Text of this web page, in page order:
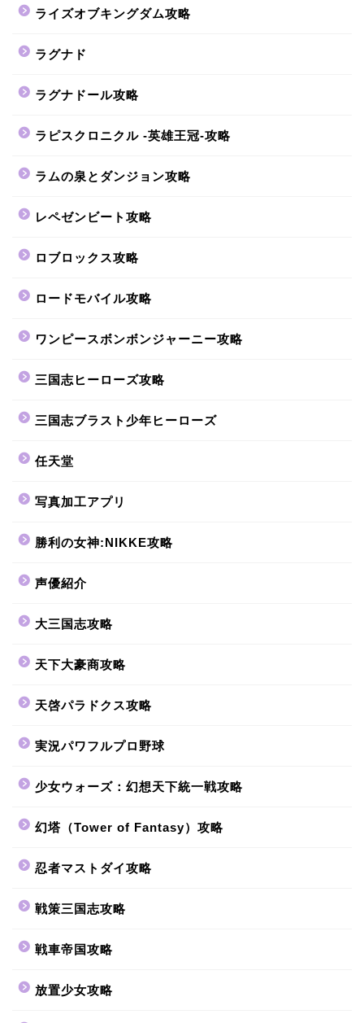
ライズオブキングダム攻略
ラグナド
ラグナドール攻略
ラピスクロニクル -英雄王冠-攻略
ラムの泉とダンジョン攻略
レペゼンビート攻略
ロブロックス攻略
ロードモバイル攻略
ワンピースボンボンジャーニー攻略
三国志ヒーローズ攻略
三国志ブラスト少年ヒーローズ
任天堂
写真加工アプリ
勝利の女神:NIKKE攻略
声優紹介
大三国志攻略
天下大豪商攻略
天啓パラドクス攻略
実況パワフルプロ野球
少女ウォーズ：幻想天下統一戦攻略
幻塔（Tower of Fantasy）攻略
忍者マストダイ攻略
戦策三国志攻略
戦車帝国攻略
放置少女攻略